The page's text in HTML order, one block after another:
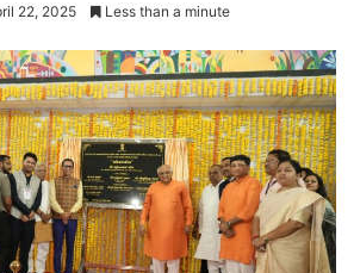
22, 2025 Less than a minute